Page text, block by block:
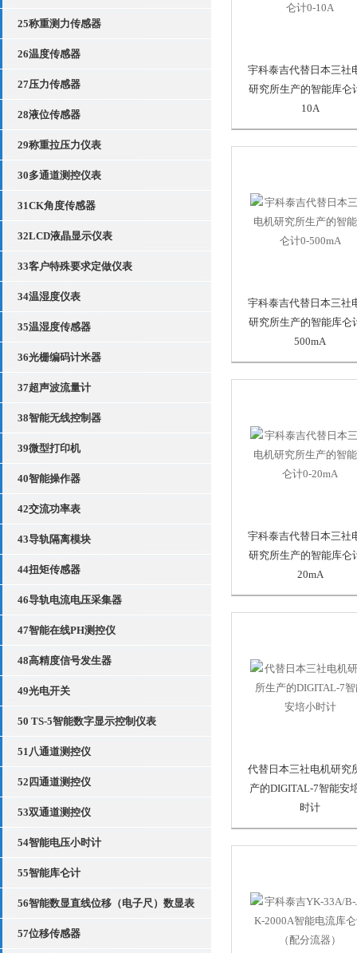
25称重测力传感器
26温度传感器
27压力传感器
28液位传感器
29称重拉压力仪表
30多通道测控仪表
31CK角度传感器
32LCD液晶显示仪表
33客户特殊要求定做仪表
34温湿度仪表
35温湿度传感器
36光栅编码计米器
37超声波流量计
38智能无线控制器
39微型打印机
40智能操作器
42交流功率表
43导轨隔离模块
44扭矩传感器
46导轨电流电压采集器
47智能在线PH测控仪
48高精度信号发生器
49光电开关
50 TS-5智能数字显示控制仪表
51八通道测控仪
52四通道测控仪
53双通道测控仪
54智能电压小时计
55智能库仑计
56智能数显直线位移（电子尺）数显表
57位移传感器
宇科泰吉代替日本三社
研究所生产的智能库仑
10A
宇科泰吉代替日本三社
研究所生产的智能库仑
500mA
宇科泰吉代替日本三社
研究所生产的智能库仑
20mA
代替日本三社电机研究
产的DIGITAL-7智能安
时计